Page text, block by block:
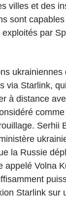
villes et des
sont
par
ukrainiennes
via Starlink,
à distance
Serhii
la Russie
appelé Volna
Starlink sur